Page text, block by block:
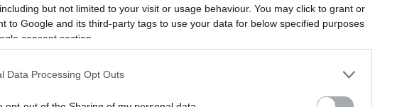
but not limited to your visit or usage behaviour. You may click to grant or
to Google and its third-party tags to use your data for below specified purposes
consent section.
Data Processing Opt Outs